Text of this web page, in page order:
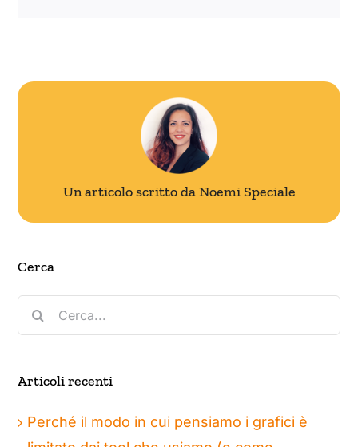
Un articolo scritto da Noemi Speciale
Cerca
Cerca
per:
Articoli recenti
Perché il modo in cui pensiamo i grafici è